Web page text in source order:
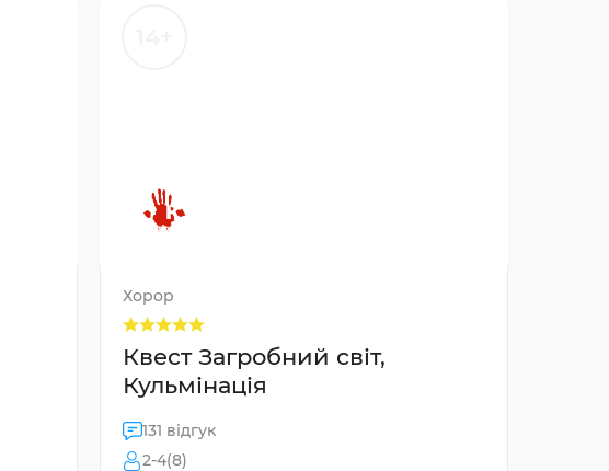
Хорор
Квест Загробний світ,
Кульмінація
131 відгук
2-4(8)